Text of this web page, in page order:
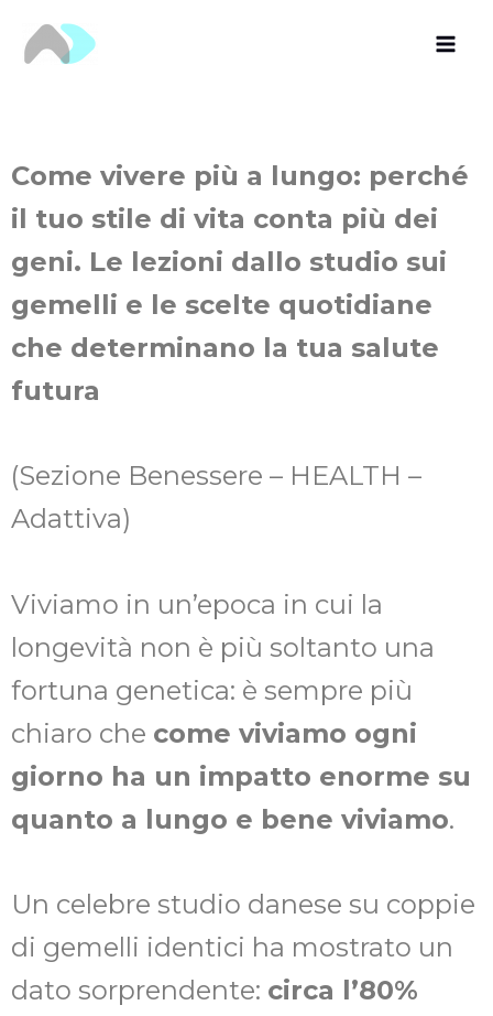
Come vivere più a lungo: perché
il tuo stile di vita conta più dei
geni. Le lezioni dallo studio sui
gemelli e le scelte quotidiane
che determinano la tua salute
futura
(Sezione Benessere – HEALTH –
Adattiva)
Viviamo in un’epoca in cui la
longevità non è più soltanto una
fortuna genetica: è sempre più
chiaro che come viviamo ogni
giorno ha un impatto enorme su
quanto a lungo e bene viviamo.
Un celebre studio danese su coppie
di gemelli identici ha mostrato un
dato sorprendente: circa l’80%